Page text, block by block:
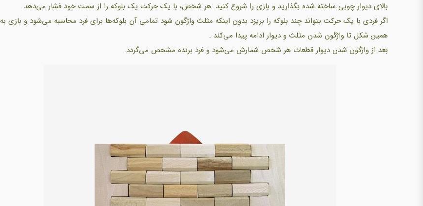
بالای دیوار چوبی ساخته شده بگذارید و بازی را شروع کنید. هر شخص، با یک حرکت یک بلوکه را از سمت خود فشار می‌دهد.
اگر فردی با یک حرکت بتواند چند بلوکه را بریزد بدون اینکه مثلث واژگون شود تمامی آن بلوکه‌ها برای فرد محاسبه می‌شود و بازی به
همین شکل تا واژگون شدن مثلث و دیوار ادامه پیدا می‌کند .
بعد از واژگون شدن دیوار قطعات هر شخص شمارش می‌شود و فرد برنده مشخص می‌گردد.